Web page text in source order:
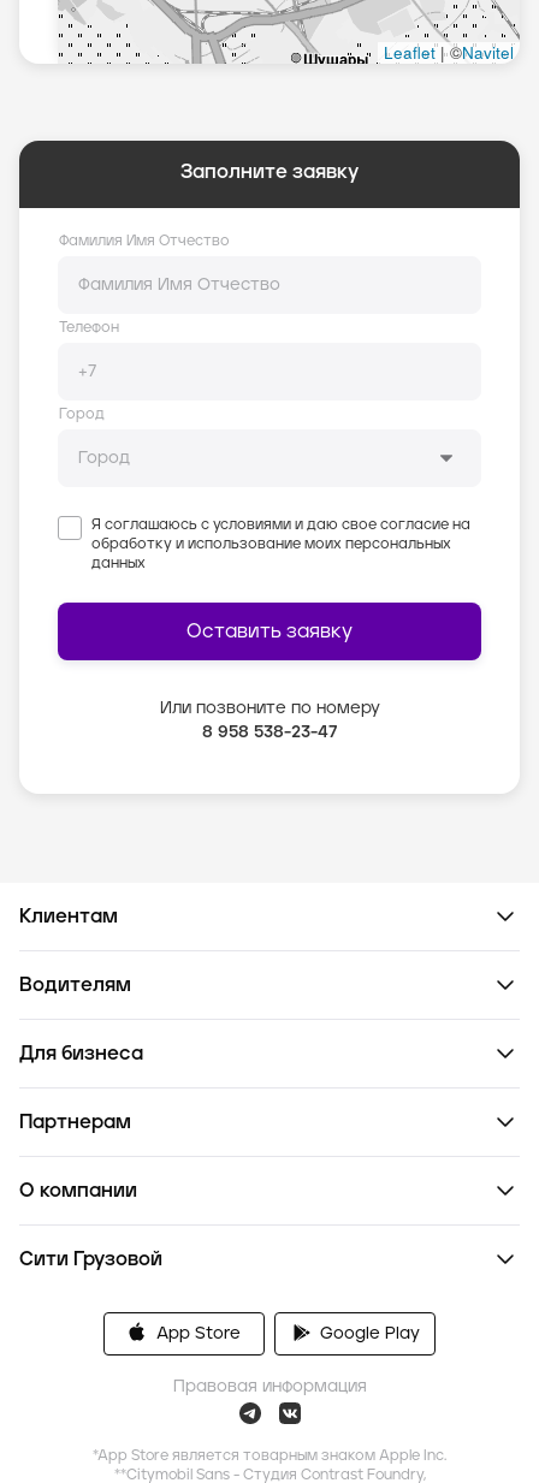
Заполните заявку
Фамилия Имя Отчество
Телефон
Город
Я соглашаюсь с условиями и даю свое согласие на
обработку и использование моих персональных
данных
Оставить заявку
Или позвоните по номеру
8 958 538-23-47
Клиентам
Водителям
Для бизнеса
Партнерам
О компании
Сити Грузовой
App Store Google Play
Правовая информация
*App Store является товарным знаком Apple Inc.
**Citymobil Sans - Студия Contrast Foundry,